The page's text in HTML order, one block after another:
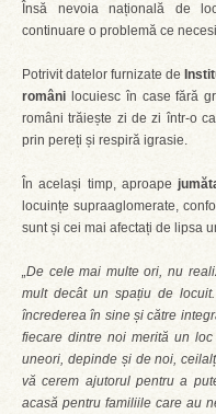
Însă nevoia națională de
continuare o problemă ce
Potrivit datelor furnizate de
români locuiesc în case fără
români trăiește zi de zi într-o
prin pereți și respiră igrasie.
În același timp, aproape
locuințe supraaglomerate,
sunt și cei mai afectați de lipsa
„De cele mai multe ori, nu
mult decât un spațiu de
încrederea în sine și către
fiecare dintre noi merită un
uneori, depinde și de noi,
vă cerem ajutorul pentru a
acasă pentru familiile care au